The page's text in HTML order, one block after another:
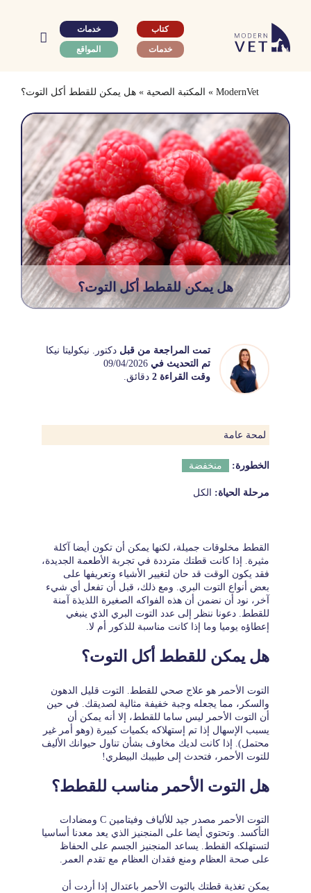
content
كتاب
خدمات
خدمات
المواقع
ModernVet
» المكتبة الصحية »هل يمكن للقطط أكل التوت؟
هل يمكن للقطط أكل التوت؟
تمت المراجعة من قبلدكتور. نيكوليتا نيكا
تم التحديث في 09/04/2026
وقت القراءة 2
دقائق.
لمحة عامة
الخطورة: منخفضة
مرحلة الحياة: الكل
القطط مخلوقات جميلة، لكنها يمكن أن تكون أيضا آكلة
مثيرة. إذا كانت قطتك مترددة في تجربة الأطعمة الجديدة،
فقد يكون الوقت قد حان لتغيير الأشياء وتعريفها على
بعض أنواع التوت البري. ومع ذلك، قبل أن تفعل أي شيء
آخر، نود أن نضمن أن هذه الفواكه الصغيرة اللذيذة آمنة
للقطط. دعونا ننظر إلى عدد التوت البري الذي ينبغي
إعطاؤه يوميا وما إذا كانت مناسبة للذكور أم لا.
هل يمكن للقطط أكل التوت؟
التوت الأحمر هو علاج صحي للقطط. التوت قليل الدهون
والسكر، مما يجعله وجبة خفيفة مثالية لصديقك. في حين
أن التوت الأحمر ليس ساما للقطط، إلا أنه يمكن أن
يسبب الإسهال إذا تم إستهلاكه بكميات كبيرة (وهو أمر غير
محتمل). إذا كانت لديك مخاوف بشأن تناول حيوانك الأليف
للتوت الأحمر، فتحدث إلى طبيبك البيطري!
هل التوت الأحمر مناسب للقطط؟
التوت الأحمر مصدر جيد للألياف وفيتامين C ومضادات
التأكسد. وتحتوي أيضا على المنجنيز الذي يعد معدنا أساسيا
لتستهلكه القطط. يساعد المنجنيز الجسم على الحفاظ
على صحة العظام ومنع فقدان العظام مع تقدم العمر.
يمكن تغذية قطتك بالتوت الأحمر باعتدال إذا أردت أن